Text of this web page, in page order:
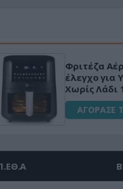
Φριτέζα
έλεγχο για
Χωρίς Λάδι
ΑΓΟΡΑΣΕ